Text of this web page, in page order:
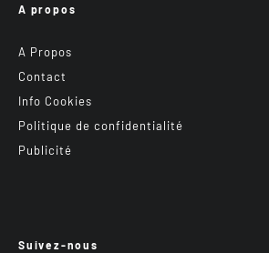
A propos
A Propos
Contact
Info Cookies
Politique de confidentialité
Publicité
Suivez-nous